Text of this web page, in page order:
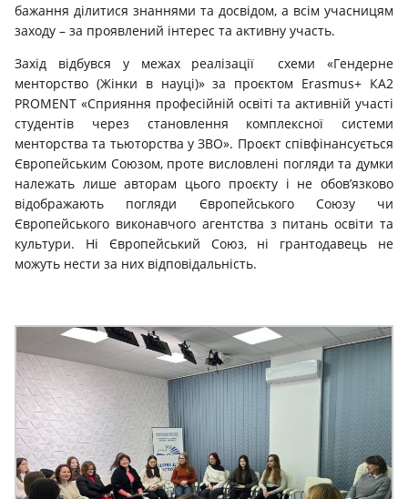
бажання ділитися знаннями та досвідом, а всім учасницям
заходу – за проявлений інтерес та активну участь.
Захід відбувся у межах реалізації схеми «Гендерне
менторство (Жінки в науці)» за проєктом Erasmus+ КА2
PROMENT «Сприяння професійній освіті та активній участі
студентів через становлення комплексної системи
менторства та тьюторства у ЗВО». Проєкт співфінансується
Європейським Союзом, проте висловлені погляди та думки
належать лише авторам цього проєкту і не обов’язково
відображають погляди Європейського Союзу чи
Європейського виконавчого агентства з питань освіти та
культури. Ні Європейський Союз, ні грантодавець не
можуть нести за них відповідальність.